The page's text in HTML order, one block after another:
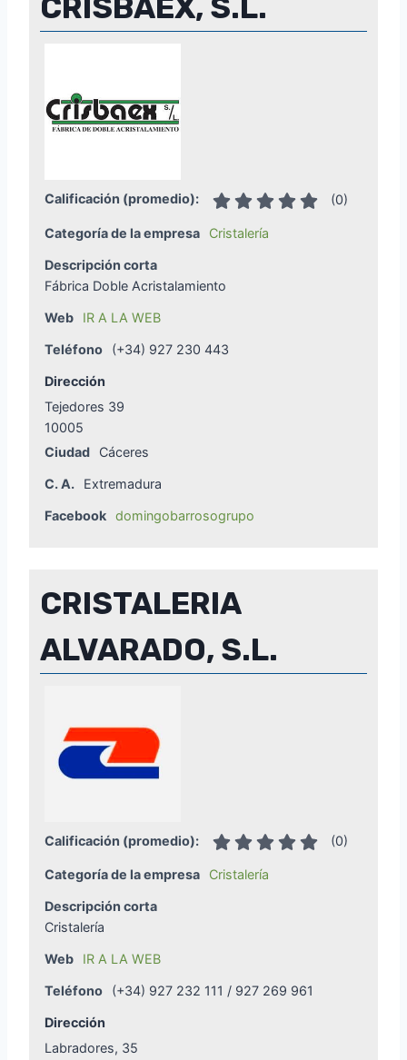
CRISBAEX, S.L.
Calificación (promedio): (0)
Categoría de la empresa Cristalería
Descripción corta
Fábrica Doble Acristalamiento
Web IR A LA WEB
Teléfono (+34) 927 230 443
Dirección
Tejedores 39
10005
Ciudad
Cáceres
C. A. Extremadura
Facebook domingobarrosogrupo
CRISTALERIA
ALVARADO, S.L.
Calificación (promedio): (0)
Categoría de la empresa Cristalería
Descripción corta
Cristalería
Web IR A LA WEB
Teléfono (+34) 927 232 111 / 927 269 961
Dirección
Labradores, 35